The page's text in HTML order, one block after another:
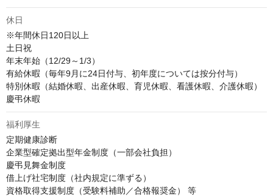
休日
※年間休日120日以上
土日祝
年末年始（12/29～1/3）
有給休暇（毎年9月に24日付与、初年度については按分付与）
特別休暇（結婚休暇、出産休暇、育児休暇、看護休暇、介護休暇）
慶弔休暇
福利厚生
定期健康診断
企業型確定拠出型年金制度（一部会社負担）
慶弔見舞金制度
借上げ社宅制度（社内規定に準ずる）
資格取得支援制度（受験料補助／合格報奨金） 等